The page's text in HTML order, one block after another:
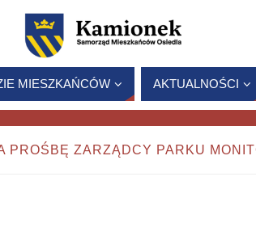
MIESZKAŃCÓW AKTUALNOŚCI
ZARZĄDCY PARKU